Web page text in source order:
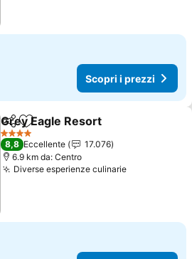
Scopri i prezzi
CondividiAggiungi ai preferiti
Grey Eagle Resort
4 Stelle
8,8 Eccellente
17.076
6.9 km da: Centro
Diverse esperienze culinarieScopri i